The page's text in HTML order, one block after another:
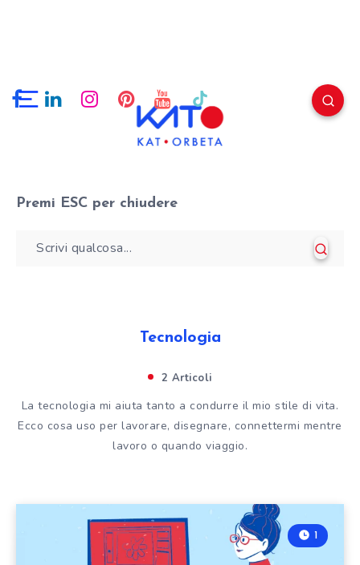
Premi ESC per chiudere
Tecnologia
2 Articoli
La tecnologia mi aiuta tanto a condurre il mio stile di vita.
Ecco cosa uso per lavorare, disegnare, connettermi mentre
lavoro o quando viaggio.
1